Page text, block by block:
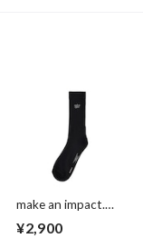
make an impact.
Socks
¥2,900